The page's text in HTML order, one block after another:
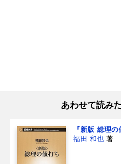
あわせて読み
『新版 総理の
福田 和也 著